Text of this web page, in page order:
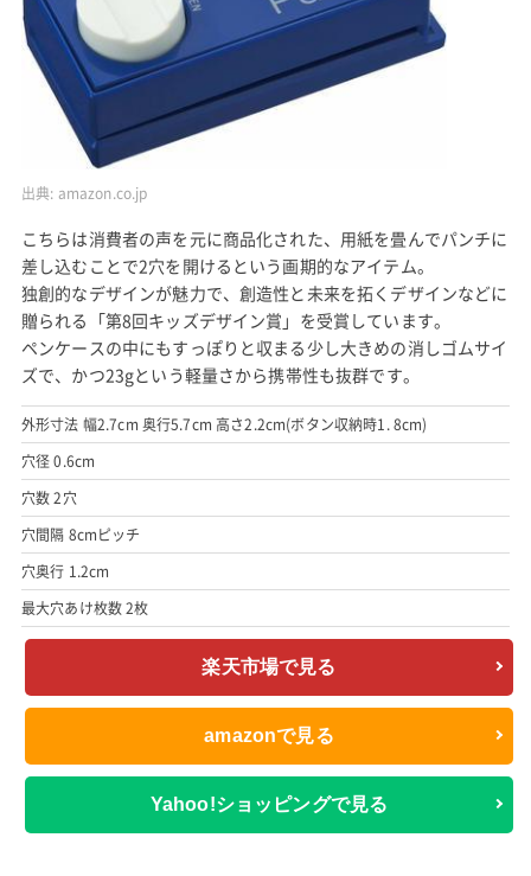
出典: amazon.co.jp
こちらは消費者の声を元に商品化された、用紙を畳んでパンチに
差し込むことで2穴を開けるという画期的なアイテム。
独創的なデザインが魅力で、創造性と未来を拓くデザインなどに
贈られる「第8回キッズデザイン賞」を受賞しています。
ペンケースの中にもすっぽりと収まる少し大きめの消しゴムサイ
ズで、かつ23gという軽量さから携帯性も抜群です。
外形寸法 幅2.7cm 奥行5.7cm 高さ2.2cm(ボタン収納時1. 8cm)
穴径 0.6cm
穴数 2穴
穴間隔 8cmピッチ
穴奥行 1.2cm
最大穴あけ枚数 2枚
楽天市場で見る
amazonで見る
Yahoo!ショッピングで見る